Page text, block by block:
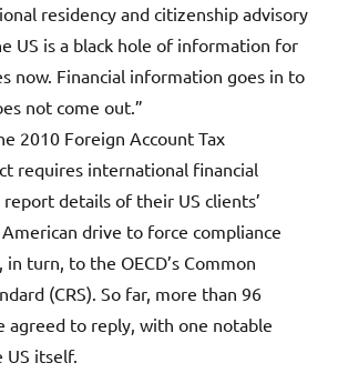
residency and citizenship advisory
US is a black hole of information for
now. Financial information goes in to
not come out.”
2010 Foreign Account Tax
requires international financial
details of their US clients’
drive to force compliance
in turn, to the OECD’s Common
(CRS). So far, more than 96
agreed to reply, with one notable
itself.